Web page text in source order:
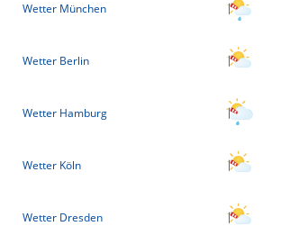
Wetter München
Wetter Berlin
Wetter Hamburg
Wetter Köln
Wetter Dresden